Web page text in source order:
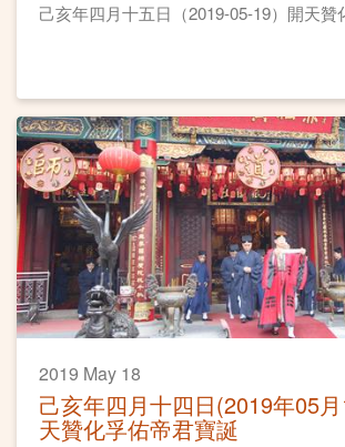
己亥年四月十五日（2019-05-19）開天贊
2019 May 18
己亥年四月十四日(2019年05
天贊化孚佑帝君寶誕